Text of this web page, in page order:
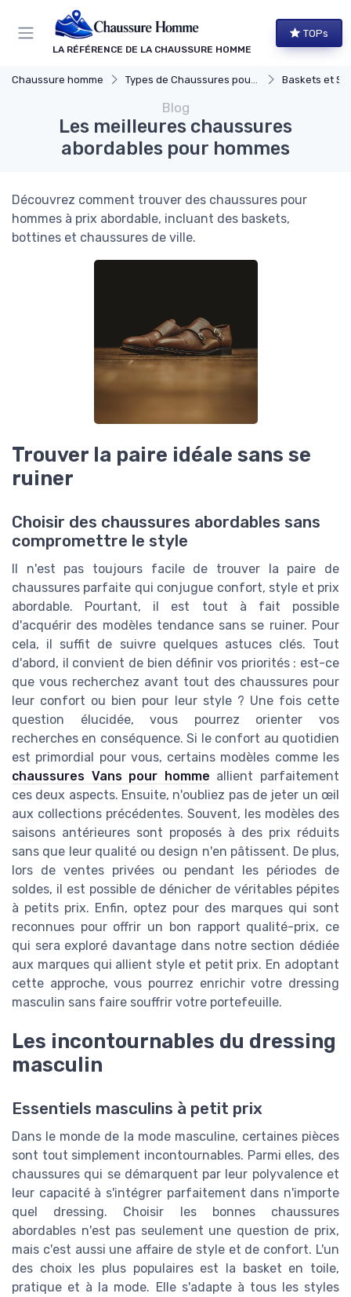
LA RÉFÉRENCE DE LA CHAUSSURE HOMME
TOPs
Chaussure homme Types de Chaussures pour Hommes Baskets et
Blog
Les meilleures chaussures
abordables pour hommes
Découvrez comment trouver des chaussures pour
hommes à prix abordable, incluant des baskets,
bottines et chaussures de ville.
Trouver la paire idéale sans se
ruiner
Choisir des chaussures abordables sans
compromettre le style
Il n'est pas toujours facile de trouver la paire de
chaussures parfaite qui conjugue confort, style et prix
abordable. Pourtant, il est tout à fait possible
d'acquérir des modèles tendance sans se ruiner. Pour
cela, il suffit de suivre quelques astuces clés. Tout
d'abord, il convient de bien définir vos priorités : est-ce
que vous recherchez avant tout des chaussures pour
leur confort ou bien pour leur style ? Une fois cette
question élucidée, vous pourrez orienter vos
recherches en conséquence. Si le confort au quotidien
est primordial pour vous, certains modèles comme les
chaussures Vans pour homme allient parfaitement
ces deux aspects. Ensuite, n'oubliez pas de jeter un œil
aux collections précédentes. Souvent, les modèles des
saisons antérieures sont proposés à des prix réduits
sans que leur qualité ou design n'en pâtissent. De plus,
lors de ventes privées ou pendant les périodes de
soldes, il est possible de dénicher de véritables pépites
à petits prix. Enfin, optez pour des marques qui sont
reconnues pour offrir un bon rapport qualité-prix, ce
qui sera exploré davantage dans notre section dédiée
aux marques qui allient style et petit prix. En adoptant
cette approche, vous pourrez enrichir votre dressing
masculin sans faire souffrir votre portefeuille.
Les incontournables du dressing
masculin
Essentiels masculins à petit prix
Dans le monde de la mode masculine, certaines pièces
sont tout simplement incontournables. Parmi elles, des
chaussures qui se démarquent par leur polyvalence et
leur capacité à s'intégrer parfaitement dans n'importe
quel dressing. Choisir les bonnes chaussures
abordables n'est pas seulement une question de prix,
mais c'est aussi une affaire de style et de confort. L'un
des choix les plus populaires est la basket en toile,
pratique et à la mode. Elle s'adapte à tous les styles
Panneau de gestion des cookies